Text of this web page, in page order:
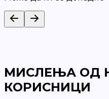
МИСЛЕЊА ОД
КОРИСНИЦИ